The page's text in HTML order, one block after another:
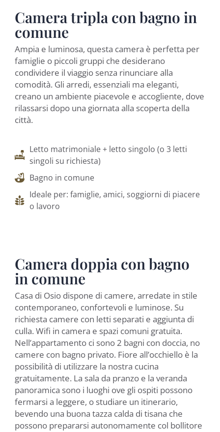
Camera tripla con bagno in
comune
Ampia e luminosa, questa camera è perfetta per
famiglie o piccoli gruppi che desiderano
condividere il viaggio senza rinunciare alla
comodità. Gli arredi, essenziali ma eleganti,
creano un ambiente piacevole e accogliente, dove
rilassarsi dopo una giornata alla scoperta della
città.
Letto matrimoniale + letto singolo (o 3 letti
singoli su richiesta)
Bagno in comune
Ideale per: famiglie, amici, soggiorni di piacere
o lavoro
Camera doppia con bagno
in comune
Casa di Osio dispone di camere, arredate in stile
contemporaneo, confortevoli e luminose. Su
richiesta camere con letti separati e aggiunta di
culla. Wifi in camera e spazi comuni gratuita.
Nell’appartamento ci sono 2 bagni con doccia, no
camere con bagno privato. Fiore all’occhiello è la
possibilità di utilizzare la nostra cucina
gratuitamente. La sala da pranzo e la veranda
panoramica sono i luoghi ove gli ospiti possono
fermarsi a leggere, o studiare un itinerario,
bevendo una buona tazza calda di tisana che
possono prepararsi autonomamente col bollitore